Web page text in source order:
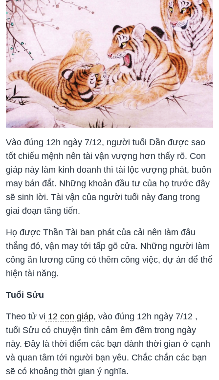
Vào đúng 12h ngày 7/12, người tuổi Dần được sao
tốt chiếu mệnh nên tài vận vượng hơn thấy rõ. Con
giáp này làm kinh doanh thì tài lộc vượng phát, buôn
may bán đắt. Những khoản đầu tư của họ trước đây
sẽ sinh lời. Tài vận của người tuổi này đang trong
giai đoạn tăng tiến.
Họ được Thần Tài ban phát của cải nên làm đâu
thắng đó, vận may tới tấp gõ cửa. Những người làm
công ăn lương cũng có thêm công việc, dự án để thể
hiện tài năng.
Tuổi Sửu
Theo tử vi 12 con giáp, vào đúng 12h ngày 7/12 ,
tuổi Sửu có chuyện tình cảm êm đềm trong ngày
này. Đây là thời điểm các bạn dành thời gian ở cạnh
và quan tâm tới người bạn yêu. Chắc chắn các bạn
sẽ có khoảng thời gian ý nghĩa.